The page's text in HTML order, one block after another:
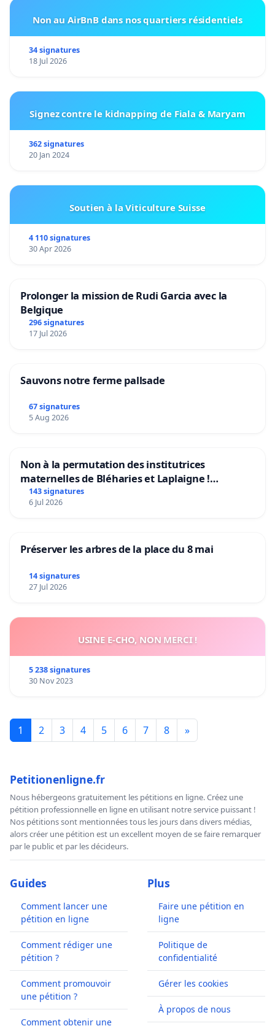
Non au AirBnB dans nos quartiers résidentiels
34 signatures
18 Jul 2026
Signez contre le kidnapping de Fiala & Maryam
362 signatures
20 Jan 2024
Soutien à la Viticulture Suisse
4 110 signatures
30 Apr 2026
Prolonger la mission de Rudi Garcia avec la
Belgique
296 signatures
17 Jul 2026
Sauvons notre ferme pallsade
67 signatures
5 Aug 2026
Non à la permutation des institutrices
maternelles de Bléharies et Laplaigne !
Préservons la stabilité de nos enfants.
143 signatures
6 Jul 2026
Préserver les arbres de la place du 8 mai
14 signatures
27 Jul 2026
USINE E-CHO, NON MERCI !
5 238 signatures
30 Nov 2023
1 2 3 4 5 6 7 8 »
Petitionenligne.fr
Nous hébergeons gratuitement les pétitions en ligne. Créez une
pétition professionnelle en ligne en utilisant notre service puissant !
Nos pétitions sont mentionnées tous les jours dans divers médias,
alors créer une pétition est un excellent moyen de se faire remarquer
par le public et par les décideurs.
Guides
Comment lancer une
pétition en ligne
Comment rédiger une
pétition ?
Comment promouvoir
une pétition ?
Comment obtenir une
Plus
Faire une pétition en
ligne
Politique de
confidentialité
Gérer les cookies
À propos de nous